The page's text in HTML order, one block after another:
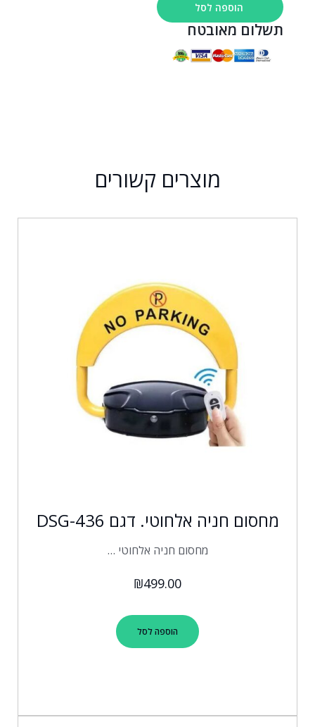
הוספה לסל
תשלום מאובטח
מוצרים קשורים
מחסום חניה אלחוטי. דגם DSG-436
מחסום חניה אלחוטי …
₪499.00
הוספה לסל